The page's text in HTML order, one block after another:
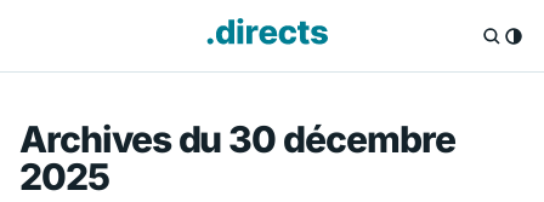
Directs.fr —
Archives du 30 décembre
2025